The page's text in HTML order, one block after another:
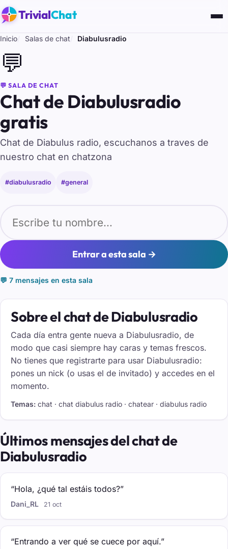
TrivialChat
Inicio Salas de chat Diabulusradio
💬
💬 SALA DE CHAT
Chat de Diabulusradio
gratis
Chat de Diabulus radio, escuchanos a traves de
nuestro chat en chatzona
#diabulusradio #general
Entrar a esta sala →
💬 7 mensajes en esta sala
Sobre el chat de Diabulusradio
Cada día entra gente nueva a Diabulusradio, de
modo que casi siempre hay caras y temas frescos.
No tienes que registrarte para usar Diabulusradio:
pones un nick (o usas el de invitado) y accedes en el
momento.
Temas: chat · chat diabulus radio · chatear · diabulus radio
Últimos mensajes del chat de
Diabulusradio
“Hola, ¿qué tal estáis todos?”
Dani_RL 21 oct
“Entrando a ver qué se cuece por aquí.”